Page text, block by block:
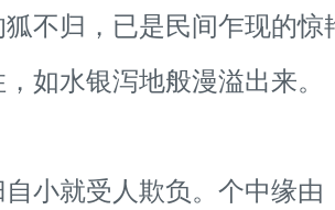
归，已是民间乍现的惊
如水银泻地般漫溢出来。
就受人欺负。个中缘由